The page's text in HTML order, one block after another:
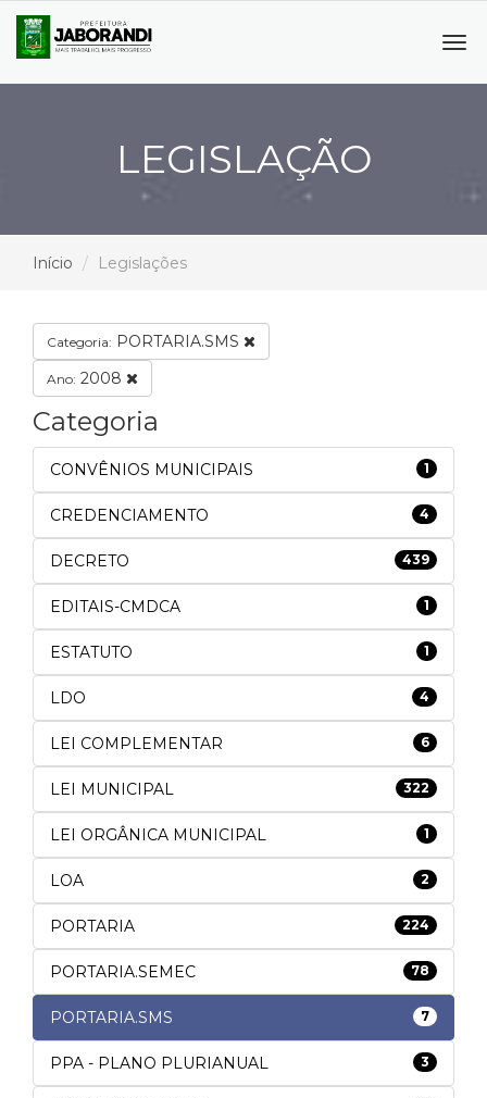
LEGISLAÇÃO
Início Legislações
Categoria: PORTARIA.SMS
Ano: 2008
Categoria
CONVÊNIOS MUNICIPAIS 1
CREDENCIAMENTO 4
DECRETO 439
EDITAIS-CMDCA 1
ESTATUTO 1
LDO 4
LEI COMPLEMENTAR 6
LEI MUNICIPAL 322
LEI ORGÂNICA MUNICIPAL 1
LOA 2
PORTARIA 224
PORTARIA.SEMEC 78
PORTARIA.SMS 7
PPA - PLANO PLURIANUAL 3